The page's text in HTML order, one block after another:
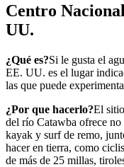
Centro
UU.
¿Qué es?Si le gusta el
EE. UU. es el lugar
las que puede
¿Por que hacerlo?El
del río Catawba ofrece no
kayak y surf de remo,
hacer en tierra, como
de más de 25 millas,